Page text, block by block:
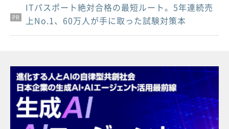
PR
PR
PR
ITパスポート絶対合格の最短ルート。5年連続売
上No.1、60万人が手に取った試験対策本